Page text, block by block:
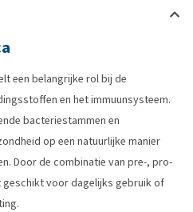
een belangrijke rol bij de
en het immuunsysteem.
bacteriestammen en
op een natuurlijke manier
Door de combinatie van pre-, pro-
voor dagelijks gebruik of